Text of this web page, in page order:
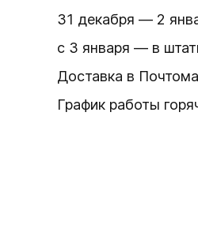
31 декабря — 2
с 3 января — в
Доставка в
График работы